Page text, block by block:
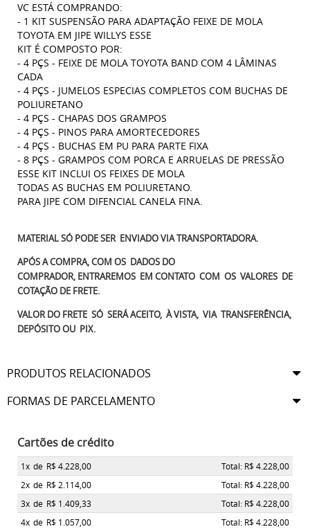
VC ESTÁ COMPRANDO:
- 1 KIT SUSPENSÃO PARA ADAPTAÇÃO FEIXE DE MOLA
TOYOTA EM JIPE WILLYS ESSE
KIT É COMPOSTO POR:
- 4 PÇS - FEIXE DE MOLA TOYOTA BAND COM 4 LÂMINAS
CADA
- 4 PÇS - JUMELOS ESPECIAS COMPLETOS COM BUCHAS DE
POLIURETANO
- 4 PÇS - CHAPAS DOS GRAMPOS
- 4 PÇS - PINOS PARA AMORTECEDORES
- 4 PÇS - BUCHAS EM PU PARA PARTE FIXA
- 8 PÇS - GRAMPOS COM PORCA E ARRUELAS DE PRESSÃO
ESSE KIT INCLUI OS FEIXES DE MOLA
TODAS AS BUCHAS EM POLIURETANO.
PARA JIPE COM DIFENCIAL CANELA FINA.
MATERIAL SÓ PODE SER ENVIADO VIA TRANSPORTADORA.
APÓS A COMPRA, COM OS DADOS DO
COMPRADOR, ENTRAREMOS EM CONTATO COM OS VALORES DE
COTAÇÃO DE FRETE.
VALOR DO FRETE SÓ SERÁ ACEITO, À VISTA, VIA TRANSFERÊNCIA,
DEPÓSITO OU PIX.
PRODUTOS RELACIONADOS
FORMAS DE PARCELAMENTO
Cartões de crédito
1x de R$ 4.228,00
Total: R$ 4.228,00
2x de R$ 2.114,00
Total: R$ 4.228,00
3x de R$ 1.409,33
Total: R$ 4.228,00
4x de R$ 1.057,00
Total: R$ 4.228,00